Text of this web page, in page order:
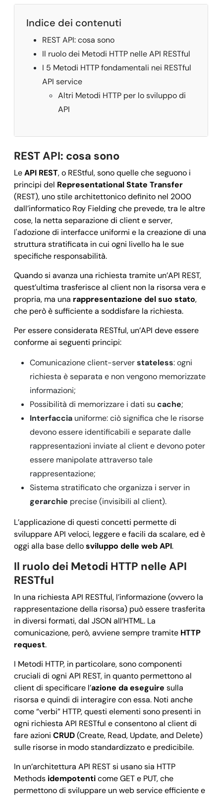
Indice dei contenuti
REST API: cosa sono
Il ruolo dei Metodi HTTP nelle API RESTful
I 5 Metodi HTTP fondamentali nei RESTful
API service
Altri Metodi HTTP per lo sviluppo di
API
REST API: cosa sono
LeAPI REST, o REStful, sono quelle che seguono i
principi del Representational State Transfer
(REST), uno stile architettonico definito nel 2000
dall’informatico Roy Fielding che prevede, tra le altre
cose, la netta separazione di client e server,
l'adozione di interfacce uniformi e la creazione di una
struttura stratificata in cui ogni livello ha le sue
specifiche responsabilità.
Quando si avanza una richiesta tramite un’API REST,
quest’ultima trasferisce al client non la risorsa vera e
propria, ma una rappresentazione del suo stato,
che però è sufficiente a soddisfare la richiesta.
Per essere considerata RESTful, un’API deve essere
conforme ai seguenti principi:
Comunicazione client-serverstateless: ogni
richiesta è separata e non vengono memorizzate
informazioni;
Possibilità di memorizzare i dati su cache;
Interfaccia uniforme: ciò significa che le risorse
devono essere identificabili e separate dalle
rappresentazioni inviate al client e devono poter
essere manipolate attraverso tale
rappresentazione;
Sistema stratificato che organizza i server in
gerarchie precise (invisibili al client).
L’applicazione di questi concetti permette di
sviluppare API veloci, leggere e facili da scalare, ed è
oggi alla base dellosviluppo delle web API.
Il ruolo dei Metodi HTTP nelle API
RESTful
In una richiesta API RESTful, l’informazione (ovvero la
rappresentazione della risorsa) può essere trasferita
in diversi formati, dal JSON all’HTML. La
comunicazione, però, avviene sempre tramite HTTP
request.
I Metodi HTTP, in particolare, sono componenti
cruciali di ogni API REST, in quanto permettono al
client di specificare l’azione da eseguire sulla
risorsa e quindi di interagire con essa. Noti anche
come “verbi” HTTP, questi elementi sono presenti in
ogni richiesta API RESTful e consentono al client di
fare azioni CRUD(Create, Read, Update, and Delete)
sulle risorse in modo standardizzato e predicibile.
In un’architettura API REST si usano sia HTTP
Methods idempotenticome GET e PUT, che
permettono di sviluppare un web service efficiente e